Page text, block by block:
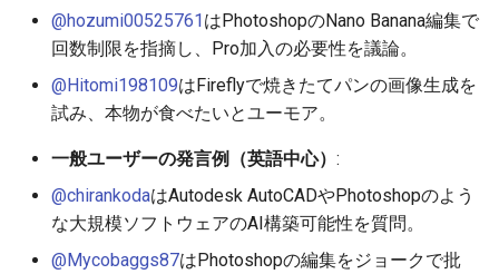
2026-06-04
2026-06-03
2026-06-02
2026-06-01
2025-11-19
2025-11-18
2025-11-17
2025-11-16
2026-06-04
2026-06-03
2026-06-02
2026-06-01
2025-11-19
2025-11-18
2025-11-17
2025-11-16
2026-06-01
2026-05-31
2026-05-30
2026-05-29
2025-11-19
2025-11-18
2025-11-17
2025-11-16
2026-05-31
2026-05-30
2026-05-29
2026-05-28
2025-11-19
2025-11-18
2025-11-17
2025-11-16
2026-06-04
2026-06-03
2026-06-02
2026-06-01
@hozumi00525761はPhotoshopのNano Banana編集で
回数制限を指摘し、Pro加入の必要性を議論。
@Hitomi198109はFireflyで焼きたてパンの画像生成を
試み、本物が食べたいとユーモア。
一般ユーザーの発言例（英語中心） :
@chirankodaはAutodesk AutoCADやPhotoshopのよう
な大規模ソフトウェアのAI構築可能性を質問。
@Mycobaggs87はPhotoshopの編集をジョークで批